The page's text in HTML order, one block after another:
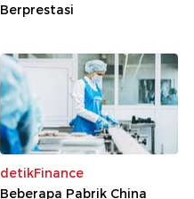
Berprestasi
detikFinance
Beberapa Pabrik China